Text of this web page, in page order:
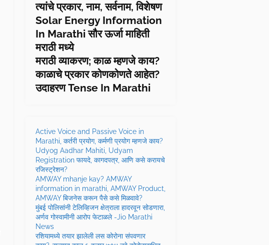
त्यांचे प्रकार, नाम, सर्वनाम, विशेषण
Solar Energy Information
In Marathi सौर ऊर्जा माहिती
मराठी मध्ये
मराठी व्याकरण; काळ म्हणजे काय?
काळाचे प्रकार कोणकोणते आहेत?
उदाहरण Tense In Marathi
Active Voice and Passive Voice in
Marathi, कर्तरी प्रयोग, कर्मणी प्रयोग म्हणजे काय?
Udyog Aadhar Mahiti, Udyam
Registration फायदे, कागदपत्र, आणि कसे करायचे
रजिस्ट्रेशन?
AMWAY mhanje kay? AMWAY
information in marathi, AMWAY Product,
AMWAY बिजनेस करून पैसे कसे मिळवावे?
मुंबई पोलिसांनी टेलिव्हिजन क्षेत्राला हादरवून सोडणारा,
अर्णव गोस्वामीनी आरोप फेटाळले -Jio Marathi
News
रशियामध्ये तयार झालेली लस कोरोना संपवणार